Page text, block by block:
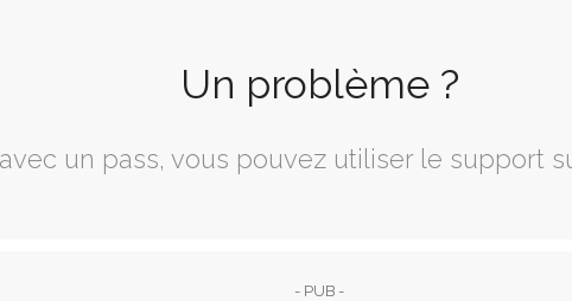
Un problème ?
un pass, vous pouvez utiliser le support
- PUB -